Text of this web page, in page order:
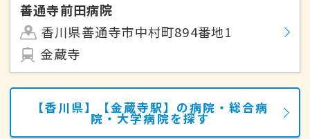
善通寺前田病院
香川県善通寺市中村町894番地1
金蔵寺
【香川県】【金蔵寺駅】の病院・総合病
院・大学病院を探す